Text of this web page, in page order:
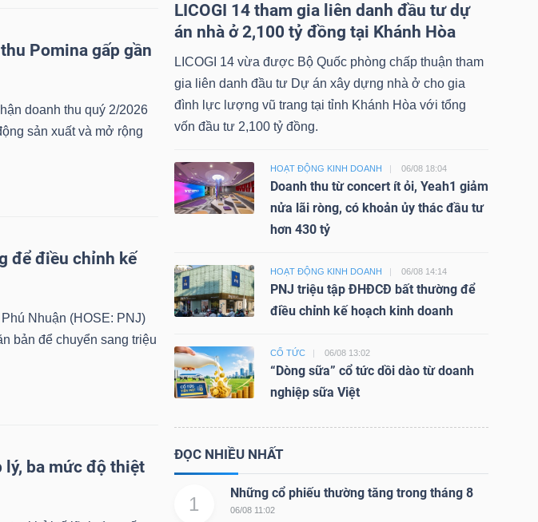
Pomina gấp gần
doanh thu quý 2/2026
sản xuất và mở rộng
để điều chỉnh kế
Nhuận (HOSE: PNJ)
bản để chuyển sang triệu
lý, ba mức độ thiệt
LICOGI 14 tham gia liên danh đầu tư dự
án nhà ở 2,100 tỷ đồng tại Khánh Hòa
LICOGI 14 vừa được Bộ Quốc phòng chấp thuận tham
gia liên danh đầu tư Dự án xây dựng nhà ở cho gia
đình lực lượng vũ trang tại tỉnh Khánh Hòa với tổng
vốn đầu tư 2,100 tỷ đồng.
HOẠT ĐỘNG KINH DOANH 06/08 18:04
Doanh thu từ concert ít ỏi, Yeah1 giảm
nửa lãi ròng, có khoản ủy thác đầu tư
hơn 430 tỷ
HOẠT ĐỘNG KINH DOANH 06/08 14:14
PNJ triệu tập ĐHĐCĐ bất thường để
điều chỉnh kế hoạch kinh doanh
CỔ TỨC 06/08 13:02
“Dòng sữa” cổ tức dồi dào từ doanh
nghiệp sữa Việt
ĐỌC NHIỀU NHẤT
1
Những cổ phiếu thường tăng trong tháng 8
06/08 11:02